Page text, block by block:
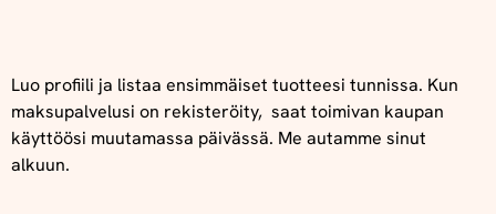
Luo profiili ja listaa ensimmäiset tuotteesi tunnissa. Kun
maksupalvelusi on rekisteröity, saat toimivan kaupan
käyttöösi muutamassa päivässä. Me autamme sinut
alkuun.